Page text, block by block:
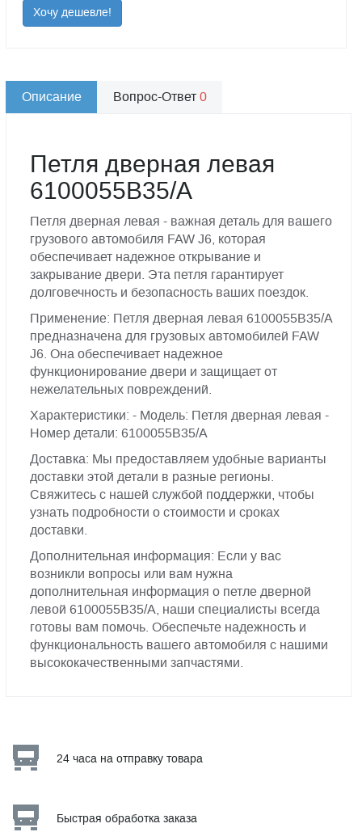
Хочу дешевле!
Описание Вопрос-Ответ0
Петля дверная левая
6100055В35/A
Петля дверная левая - важная деталь для вашего
грузового автомобиля FAW J6, которая
обеспечивает надежное открывание и
закрывание двери. Эта петля гарантирует
долговечность и безопасность ваших поездок.
Применение: Петля дверная левая 6100055В35/A
предназначена для грузовых автомобилей FAW
J6. Она обеспечивает надежное
функционирование двери и защищает от
нежелательных повреждений.
Характеристики: - Модель: Петля дверная левая -
Номер детали: 6100055В35/A
Доставка: Мы предоставляем удобные варианты
доставки этой детали в разные регионы.
Свяжитесь с нашей службой поддержки, чтобы
узнать подробности о стоимости и сроках
доставки.
Дополнительная информация: Если у вас
возникли вопросы или вам нужна
дополнительная информация о петле дверной
левой 6100055В35/A, наши специалисты всегда
готовы вам помочь. Обеспечьте надежность и
функциональность вашего автомобиля с нашими
высококачественными запчастями.
24 часа на отправку товара
Быстрая обработка заказа